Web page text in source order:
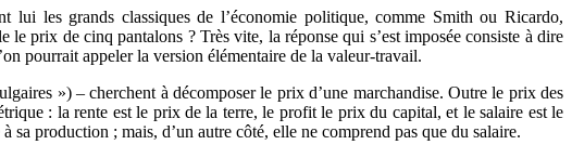
lui les grands classiques de l’économie politique, comme Smith ou Ricardo,
prix de cinq pantalons ? Très vite, la réponse qui s’est imposée consiste à dire
pourrait appeler la version élémentaire de la valeur-travail.
») – cherchent à décomposer le prix d’une marchandise. Outre le prix des
: la rente est le prix de la terre, le profit le prix du capital, et le salaire est le
production ; mais, d’un autre côté, elle ne comprend pas que du salaire.